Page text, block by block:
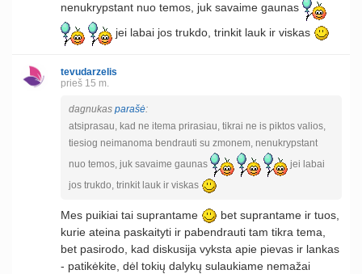
nenukrypstant nuo temos, juk savaime gaunas
jei labai jos trukdo, trinkit lauk ir viskas
tevudarzelis
prieš 15 m.
dagnukas parašė:
atsiprasau, kad ne itema prirasiau, tikrai ne is piktos valios,
tiesiog neimanoma bendrauti su zmonem, nenukrypstant
nuo temos, juk savaime gaunas
jei labai
jos trukdo, trinkit lauk ir viskas
Mes puikiai tai suprantame
bet suprantame ir tuos,
kurie ateina paskaityti ir pabendrauti tam tikra tema,
bet pasirodo, kad diskusija vyksta apie pievas ir lankas
- patikėkite, dėl tokių dalykų sulaukiame nemažai